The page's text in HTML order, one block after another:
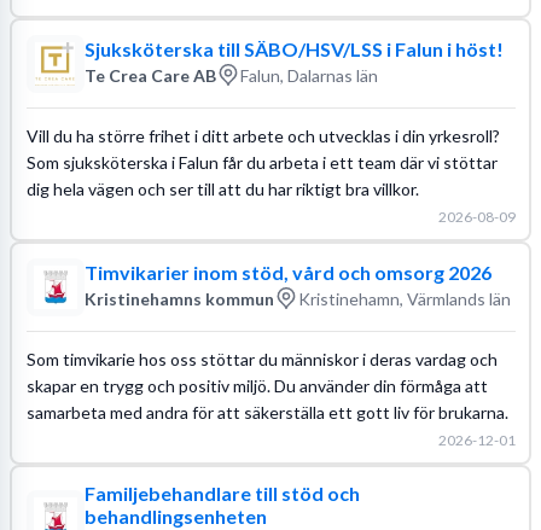
Sjuksköterska till SÄBO/HSV/LSS i Falun i höst!
Te Crea Care AB Falun, Dalarnas län
Vill du ha större frihet i ditt arbete och utvecklas i din yrkesroll?
Som sjuksköterska i Falun får du arbeta i ett team där vi stöttar
dig hela vägen och ser till att du har riktigt bra villkor.
2026-08-09
Timvikarier inom stöd, vård och omsorg 2026
Kristinehamns kommun Kristinehamn, Värmlands län
Som timvikarie hos oss stöttar du människor i deras vardag och
skapar en trygg och positiv miljö. Du använder din förmåga att
samarbeta med andra för att säkerställa ett gott liv för brukarna.
2026-12-01
Familjebehandlare till stöd och
behandlingsenheten